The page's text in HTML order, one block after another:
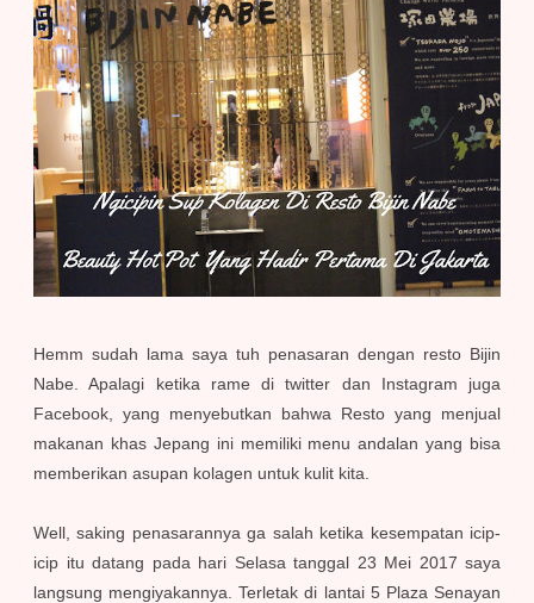
Hemm sudah lama saya tuh penasaran dengan resto Bijin
Nabe. Apalagi ketika rame di twitter dan Instagram juga
Facebook, yang menyebutkan bahwa Resto yang menjual
makanan khas Jepang ini memiliki menu andalan yang bisa
memberikan asupan kolagen untuk kulit kita.
Well, saking penasarannya ga salah ketika kesempatan icip-
icip itu datang pada hari Selasa tanggal 23 Mei 2017 saya
langsung mengiyakannya. Terletak di lantai 5 Plaza Senayan